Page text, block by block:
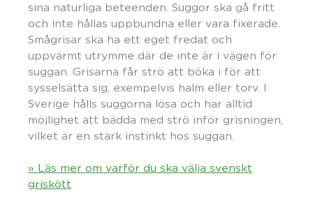
sina naturliga beteenden. Suggor ska gå fritt
och inte hållas uppbundna eller vara fixerade.
Smågrisar ska ha ett eget fredat och
uppvärmt utrymme där de inte är i vägen för
suggan. Grisarna får strö att böka i för att
sysselsätta sig, exempelvis halm eller torv. I
Sverige hålls suggorna lösa och har alltid
möjlighet att bädda med strö inför grisningen,
vilket är en stark instinkt hos suggan.
» Läs mer om varför du ska välja svenskt
griskött